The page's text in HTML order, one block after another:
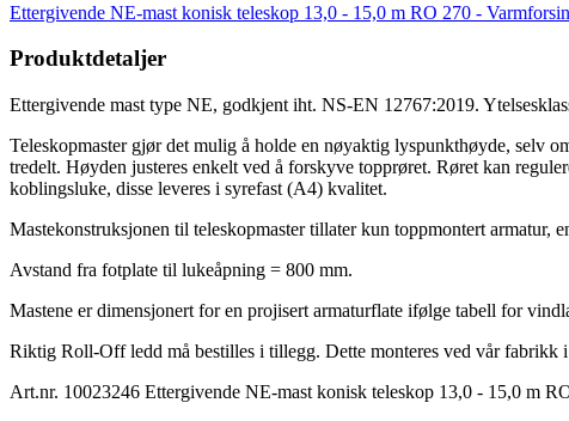
Ettergivende NE-mast konisk teleskop 13,0 - 15,0 m RO 270 -
Produktdetaljer
Ettergivende mast type NE, godkjent iht. NS-EN 12767:2019.
Teleskopmaster gjør det mulig å holde en nøyaktig lyspunkthøyde, selv
tredelt. Høyden justeres enkelt ved å forskyve topprøret. Røret kan
koblingsluke, disse leveres i syrefast (A4) kvalitet.
Mastekonstruksjonen til teleskopmaster tillater kun toppmontert armatur,
Avstand fra fotplate til lukeåpning = 800 mm.
Mastene er dimensjonert for en projisert armaturflate ifølge tabell for
Riktig Roll-Off ledd må bestilles i tillegg. Dette monteres ved vår fabrikk
Art.nr. 10023246 Ettergivende NE-mast konisk teleskop 13,0 - 15,0 m